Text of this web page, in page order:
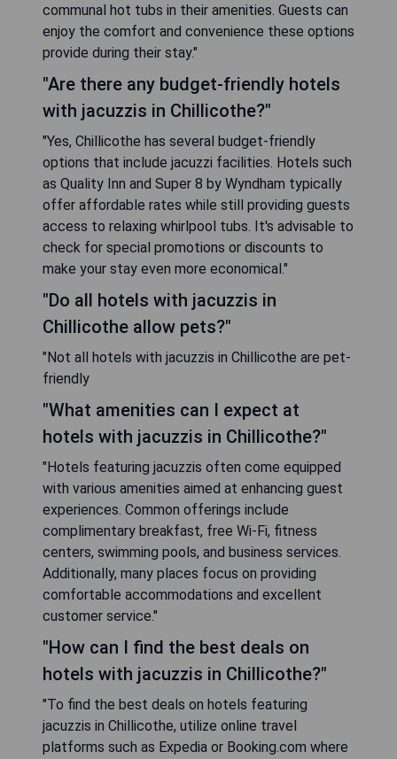
communal hot tubs in their amenities. Guests can
enjoy the comfort and convenience these options
provide during their stay."
"Are there any budget-friendly hotels
with jacuzzis in Chillicothe?"
"Yes, Chillicothe has several budget-friendly
options that include jacuzzi facilities. Hotels such
as Quality Inn and Super 8 by Wyndham typically
offer affordable rates while still providing guests
access to relaxing whirlpool tubs. It's advisable to
check for special promotions or discounts to
make your stay even more economical."
"Do all hotels with jacuzzis in
Chillicothe allow pets?"
"Not all hotels with jacuzzis in Chillicothe are pet-
friendly
"What amenities can I expect at
hotels with jacuzzis in Chillicothe?"
"Hotels featuring jacuzzis often come equipped
with various amenities aimed at enhancing guest
experiences. Common offerings include
complimentary breakfast, free Wi-Fi, fitness
centers, swimming pools, and business services.
Additionally, many places focus on providing
comfortable accommodations and excellent
customer service."
"How can I find the best deals on
hotels with jacuzzis in Chillicothe?"
"To find the best deals on hotels featuring
jacuzzis in Chillicothe, utilize online travel
platforms such as Expedia or Booking.com where